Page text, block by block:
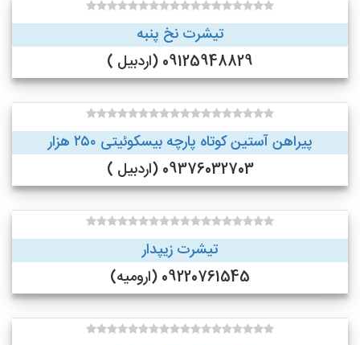
تیشرت نخ پنبه
09125948829 (اردبیل )
پیراهن آستین کوتاه پارچه بیسکوئیتی ۲۵۰ هزار
09376032703 (اردبیل )
تیشرت زیپدار
09220761545 (ارومیه)